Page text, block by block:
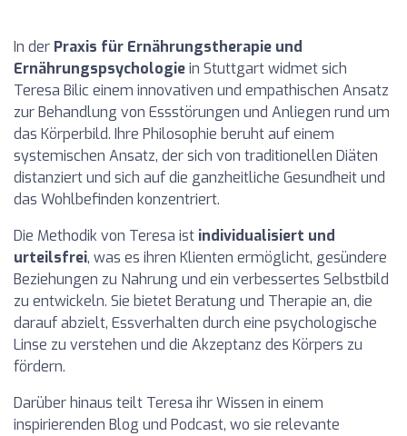
In der Praxis für Ernährungstherapie und
Ernährungspsychologiein Stuttgart widmet sich
Teresa Bilic einem innovativen und empathischen Ansatz
zur Behandlung von Essstörungen und Anliegen rund um
das Körperbild. Ihre Philosophie beruht auf einem
systemischen Ansatz, der sich von traditionellen Diäten
distanziert und sich auf die ganzheitliche Gesundheit und
das Wohlbefinden konzentriert.
Die Methodik von Teresa ist individualisiert und
urteilsfrei, was es ihren Klienten ermöglicht, gesündere
Beziehungen zu Nahrung und ein verbessertes Selbstbild
zu entwickeln. Sie bietet Beratung und Therapie an, die
darauf abzielt, Essverhalten durch eine psychologische
Linse zu verstehen und die Akzeptanz des Körpers zu
fördern.
Darüber hinaus teilt Teresa ihr Wissen in einem
inspirierenden Blog und Podcast, wo sie relevante